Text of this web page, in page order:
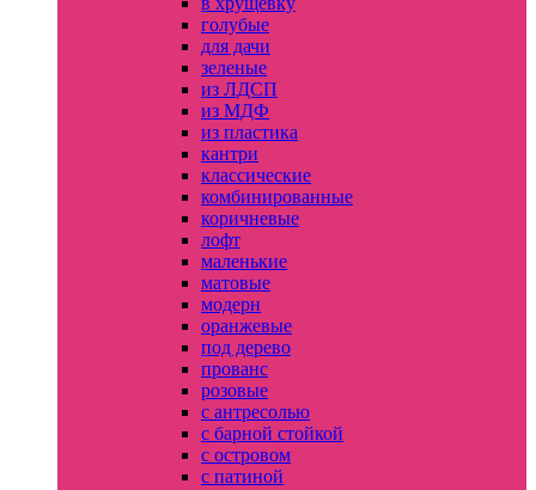
голубые
для дачи
зеленые
из ЛДСП
из МДФ
из пластика
кантри
классические
комбинированные
коричневые
лофт
маленькие
матовые
модерн
оранжевые
под дерево
прованс
розовые
с антресолью
с барной стойкой
с островом
с патиной